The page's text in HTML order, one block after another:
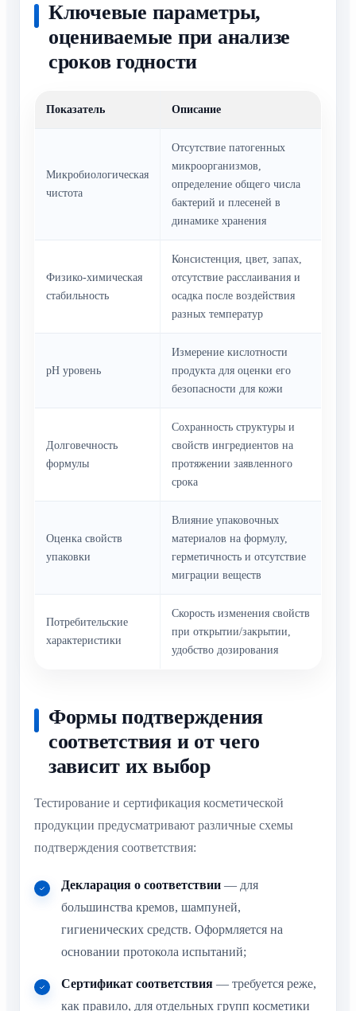
Ключевые параметры,
оцениваемые при анализе
сроков годности
Показатель Описание
Микробиологическая
чистота
Отсутствие патогенных
микроорганизмов,
определение общего числа
бактерий и плесеней в
динамике хранения
Физико-химическая
стабильность
Консистенция, цвет, запах,
отсутствие расслаивания и
осадка после воздействия
разных температур
pH уровень
Измерение кислотности
продукта для оценки его
безопасности для кожи
Долговечность
формулы
Сохранность структуры и
свойств ингредиентов на
протяжении заявленного
срока
Оценка свойств
упаковки
Влияние упаковочных
материалов на формулу,
герметичность и отсутствие
миграции веществ
Потребительские
характеристики
Скорость изменения свойств
при открытии/закрытии,
удобство дозирования
Формы подтверждения
соответствия и от чего
зависит их выбор
Тестирование и сертификация косметической
продукции предусматривают различные схемы
подтверждения соответствия:
Декларация о соответствии — для
большинства кремов, шампуней,
гигиенических средств. Оформляется на
основании протокола испытаний;
Сертификат соответствия — требуется реже,
как правило, для отдельных групп косметики